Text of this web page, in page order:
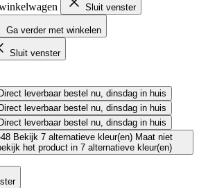
Sluit venster
Ga verder met winkelen
Sluit venster
Direct leverbaar bestel nu, dinsdag in huis
Direct leverbaar bestel nu, dinsdag in huis
Direct leverbaar bestel nu, dinsdag in huis
Bekijk 7 alternatieve kleur(en) Maat niet
het product in 7 alternatieve kleur(en)